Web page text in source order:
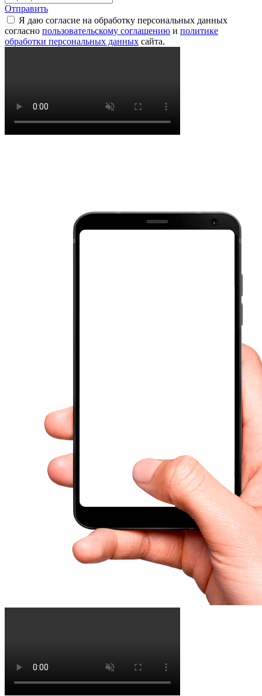
Отправить
Я даю согласие на обработку персональных данных
согласно пользовательскому соглашению и политике
обработки персональных данных сайта.